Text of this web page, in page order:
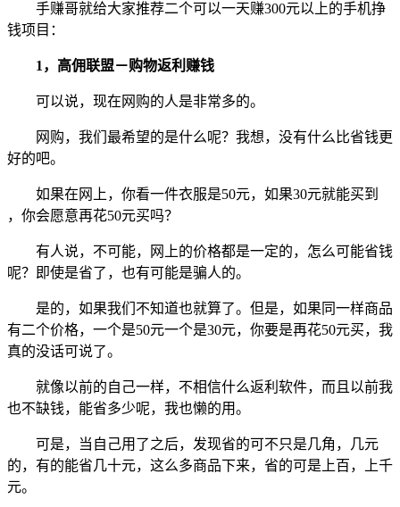
手赚哥就给大家推荐二个可以一天赚300元以上的手机挣
钱项目：
1，高佣联盟－购物返利赚钱
可以说，现在网购的人是非常多的。
网购，我们最希望的是什么呢？我想，没有什么比省钱更
好的吧。
如果在网上，你看一件衣服是50元，如果30元就能买到
，你会愿意再花50元买吗？
有人说，不可能，网上的价格都是一定的，怎么可能省钱
呢？即使是省了，也有可能是骗人的。
是的，如果我们不知道也就算了。但是，如果同一样商品
有二个价格，一个是50元一个是30元，你要是再花50元买，我
真的没话可说了。
就像以前的自己一样，不相信什么返利软件，而且以前我
也不缺钱，能省多少呢，我也懒的用。
可是，当自己用了之后，发现省的可不只是几角，几元
的，有的能省几十元，这么多商品下来，省的可是上百，上千
元。